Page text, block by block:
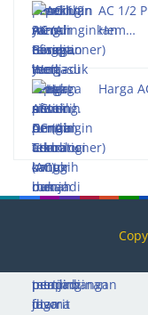
AC 1/2
Hem…
Harga